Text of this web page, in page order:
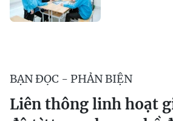
BẠN ĐỌC - PHẢN BIỆN
Liên thông linh hoạt